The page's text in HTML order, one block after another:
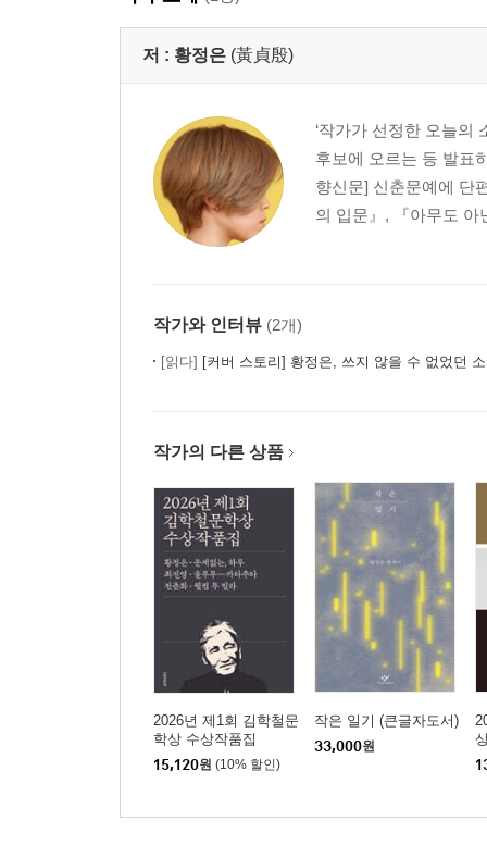
저 : 황정은 (黃貞殷)
‘작가가 선정한 오늘의
후보에 오르는 등 발표
향신문] 신춘문예에 단
의 입문』, 『아무도 아
작가와 인터뷰 (2개)
[읽다] [커버 스토리] 황정은, 쓰지 않을 수 없었던
작가의 다른 상품
2026년 제1회 김학철문
학상 수상작품집
15,120원 (10% 할인)
작은 일기 (큰글자도서)
33,000원